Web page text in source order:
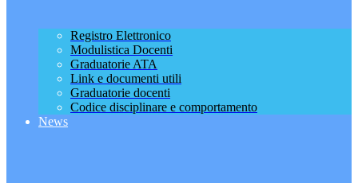
Registro Elettronico
Modulistica Docenti
Graduatorie ATA
Link e documenti utili
Graduatorie docenti
Codice disciplinare e comportamento
News